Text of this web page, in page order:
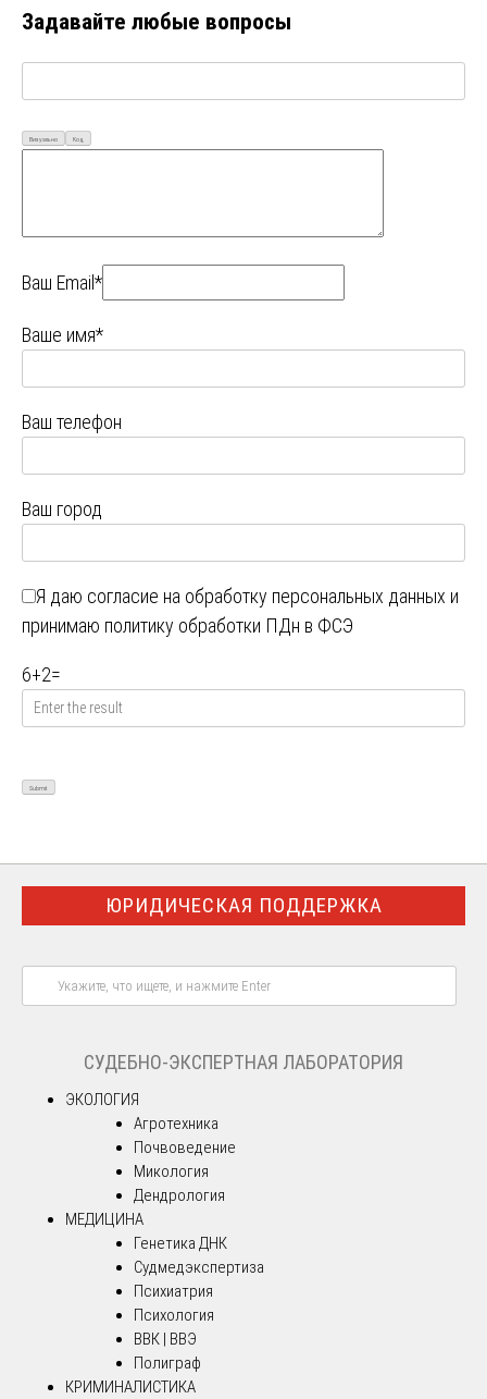
Задавайте любые вопросы
Визуально Код
Ваш Email*
Ваше имя*
Ваш телефон
Ваш город
Я даю согласие на обработку персональных данных и
принимаю политику обработки ПДн в ФСЭ
6+2=
ЮРИДИЧЕСКАЯ ПОДДЕРЖКА
СУДЕБНО-ЭКСПЕРТНАЯ ЛАБОРАТОРИЯ
ЭКОЛОГИЯ
Агротехника
Почвоведение
Микология
Дендрология
МЕДИЦИНА
Генетика ДНК
Судмедэкспертиза
Психиатрия
Психология
ВВК | ВВЭ
Полиграф
КРИМИНАЛИСТИКА